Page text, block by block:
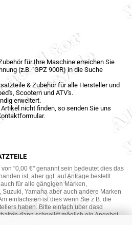
für Ihre Maschine erreichen Sie
(z.B. "GPZ 900R) in die Suche
& Zubehör für alle Hersteller und
Scootern und ATV's.
erweitert.
nicht finden, so senden Sie uns
"0,00 €" genannt sein bedeutet dies das
ist, aber ggf. auf Anfrage bestellt
für alle gängigen Marken,
Yamaha aber auch andere Marken
einfachsten ist dies wenn Sie z.B. die
haben. Bitte einfach über dasd
dann schnellst möglich ein Angebot